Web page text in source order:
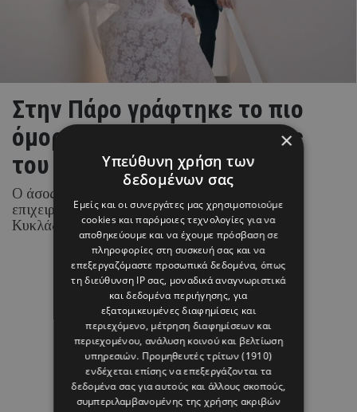
Στην Πάρο γράφτηκε το πιο
όμορφο κεφάλαιο της ζωής
του Brahim Díaz
Ο άσος της Real Madrid και η Ισπανίδα
επιχειρηματίας και content creator επέλεξαν τις
Κυκλάδες για την ιδιαίτερη αυτή περίσταση.
08 ΑΥΓΟΥΣΤΟΥ 26 - 17:01
Margarita Psichi
×
Υπεύθυνη χρήση των
δεδομένων σας
Εμείς και οι συνεργάτες μας χρησιμοποιούμε
cookies και παρόμοιες τεχνολογίες για να
αποθηκεύουμε και να έχουμε πρόσβαση σε
πληροφορίες στη συσκευή σας και να
επεξεργαζόμαστε προσωπικά δεδομένα, όπως
τη διεύθυνση IP σας, μοναδικά αναγνωριστικά
και δεδομένα περιήγησης, για
εξατομικευμένες διαφημίσεις και
περιεχόμενο, μέτρηση διαφημίσεων και
περιεχομένου, ανάλυση κοινού και βελτίωση
υπηρεσιών. Προμηθευτές τρίτων (1910)
ενδέχεται επίσης να επεξεργάζονται τα
δεδομένα σας για αυτούς και άλλους σκοπούς,
συμπεριλαμβανομένης της χρήσης ακριβών